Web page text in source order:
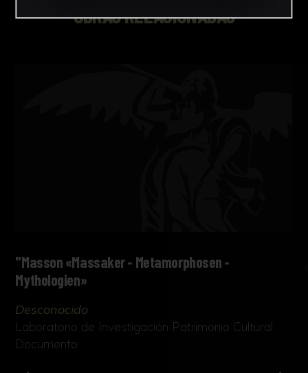
OBRAS RELACIONADAS
"Masson «Massaker - Metamorphosen -
Mythologien»
Desconocido
Laboratorio de Investigación Patrimonio Cultural
Documento